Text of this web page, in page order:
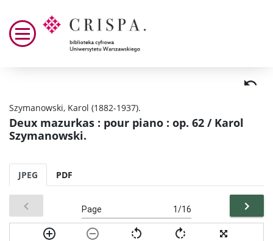
Szymanowski, Karol (1882-1937).
Deux mazurkas : pour piano : op. 62 / Karol
Szymanowski.
JPEG PDF
Page /16